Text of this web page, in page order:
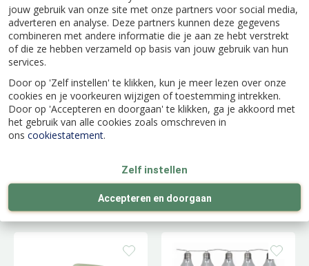
jouw gebruik van onze site met onze partners voor social media,
adverteren en analyse. Deze partners kunnen deze gegevens
combineren met andere informatie die je aan ze hebt verstrekt
of die ze hebben verzameld op basis van jouw gebruik van hun
services.
Door op 'Zelf instellen' te klikken, kun je meer lezen over onze
cookies en je voorkeuren wijzigen of toestemming intrekken.
Door op 'Accepteren en doorgaan' te klikken, ga je akkoord met
het gebruik van alle cookies zoals omschreven in
ons cookiestatement.
Zelf instellen
Accepteren en doorgaan
Lumen
Living Black
Sophie Element
Armchair Moss
Green Seat
Sophie Element
Armchair Italian
Terra Seat